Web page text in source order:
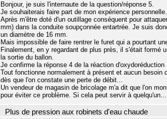
Bonjour, je suis l'internaute de la question/réponse 5.
Je souhaiterais faire part de mon expérience personnelle.
Après m'être doté d'un outillage conséquent pour
mm) dans la conduite soupçonnée entartrée. Je suis
un diamètre de 16 mm.
Mais impossible de faire rentrer le furet qui a pourtant
Finalement, en y regardant de plus près, il s'était formé
la sortie du ballon.
Je confirme la réponse 4 de la réaction
Tout fonctionne normalement à présent et aucun
dès que l'on constate une perte de débit...
Un vendeur de magasin de bricolage m'a dit que l'on
pour éviter ce problème. Si cela peut servir à quelqu'un...
Plus de pression aux robinets d'eau chaude